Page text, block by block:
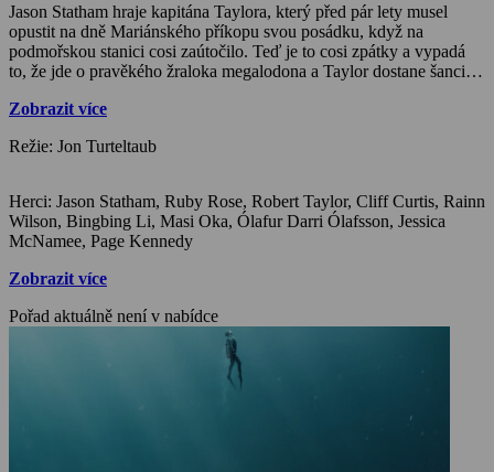
Jason Statham hraje kapitána Taylora, který před pár lety musel
opustit na dně Mariánského příkopu svou posádku, když na
podmořskou stanici cosi zaútočilo. Teď je to cosi zpátky a vypadá
to, že jde o pravěkého žraloka megalodona a Taylor dostane šanci se
šanci?
Zobrazit více
Režie: Jon Turteltaub
Herci: Jason Statham, Ruby Rose, Robert Taylor, Cliff Curtis, Rainn
Wilson, Bingbing Li, Masi Oka, Ólafur Darri Ólafsson, Jessica
McNamee, Page Kennedy
Zobrazit více
Pořad aktuálně není v nabídce